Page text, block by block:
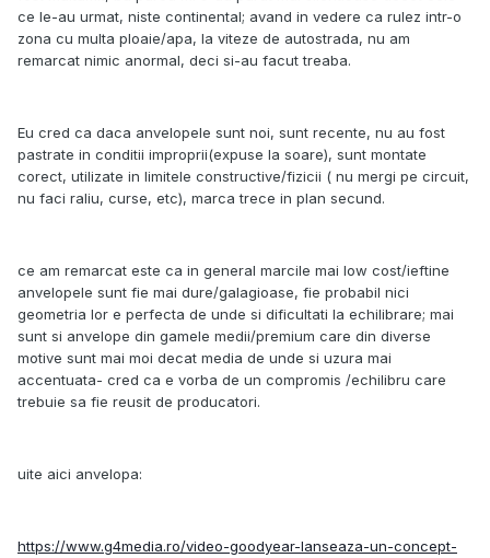
ce le-au urmat, niste continental; avand in vedere ca rulez intr-o
zona cu multa ploaie/apa, la viteze de autostrada, nu am
remarcat nimic anormal, deci si-au facut treaba.
Eu cred ca daca anvelopele sunt noi, sunt recente, nu au fost
pastrate in conditii improprii(expuse la soare), sunt montate
corect, utilizate in limitele constructive/fizicii ( nu mergi pe circuit,
nu faci raliu, curse, etc), marca trece in plan secund.
ce am remarcat este ca in general marcile mai low cost/ieftine
anvelopele sunt fie mai dure/galagioase, fie probabil nici
geometria lor e perfecta de unde si dificultati la echilibrare; mai
sunt si anvelope din gamele medii/premium care din diverse
motive sunt mai moi decat media de unde si uzura mai
accentuata- cred ca e vorba de un compromis /echilibru care
trebuie sa fie reusit de producatori.
uite aici anvelopa:
https://www.g4media.ro/video-goodyear-lanseaza-un-concept-